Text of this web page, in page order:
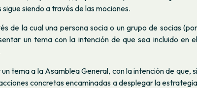
siendo a través de las mociones.
de la cual una persona socia o un grupo de socias (por
un tema con la intención de que sea incluido en el
tema a la Asamblea General, con la intención de que, si
concretas encaminadas a desplegar la estrategia